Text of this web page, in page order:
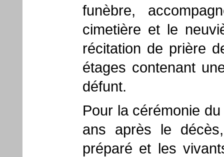
funèbre,
cimetière et le
récitation de prière
étages contenant
défunt.
Pour la cérémonie
ans après le
préparé et les